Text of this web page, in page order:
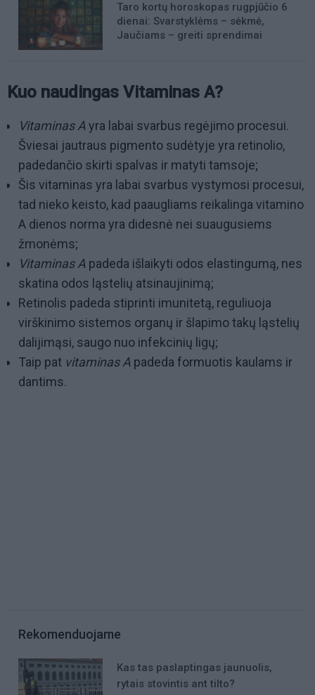
Taro kortų horoskopas rugpjūčio 6
dienai: Svarstyklėms – sėkmė,
Jaučiams – greiti sprendimai
Kuo naudingas Vitaminas A?
Vitaminas Ayra labai svarbus regėjimo procesui.
Šviesai jautraus pigmento sudėtyje yra retinolio,
padedančio skirti spalvas ir matyti tamsoje;
Šis vitaminas yra labai svarbus vystymosi procesui,
tad nieko keisto, kad paaugliams reikalinga vitamino
A dienos norma yra didesnė nei suaugusiems
žmonėms;
Vitaminas A padeda išlaikyti odos elastingumą, nes
skatina odos ląstelių atsinaujinimą;
Retinolis padeda stiprinti imunitetą, reguliuoja
virškinimo sistemos organų ir šlapimo takų ląstelių
dalijimąsi, saugo nuo infekcinių ligų;
Taip pat vitaminas A padeda formuotis kaulams ir
dantims.
Rekomenduojame
Kas tas paslaptingas jaunuolis,
rytais stovintis ant tilto?